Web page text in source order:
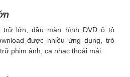
trữ lớn, đầu màn hình DVD ô tô
được nhiều ứng dụng, trò
phim ảnh, ca nhạc thoải mái.